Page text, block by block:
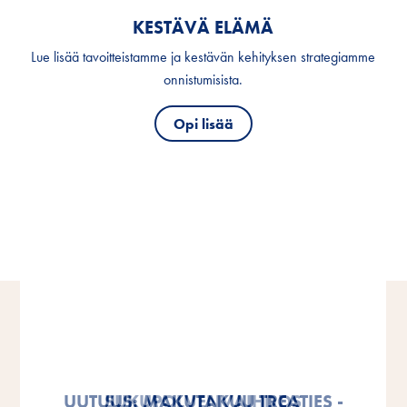
KESTÄVÄ ELÄMÄ
Lue lisää tavoitteistamme ja kestävän kehityksen strategiamme
onnistumisista.
Opi lisää
VITAKRAFT OSALLISTUI HELSINGIN
SUKUPOLVENVAIHDOS
UUTUUS: MAKUTAKUU TREATIES -
VITAKRAFT OSALLISTUI HELSINGIN
SUKUPOLVENVAIHDOS